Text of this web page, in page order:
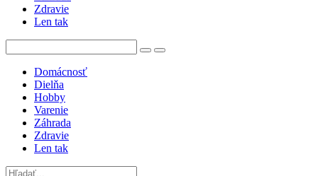
Zdravie
Len tak
Domácnosť
Dielňa
Hobby
Varenie
Záhrada
Zdravie
Len tak